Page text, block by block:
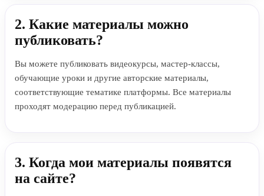
2. Какие материалы можно
публиковать?
Вы можете публиковать видеокурсы, мастер-классы,
обучающие уроки и другие авторские материалы,
соответствующие тематике платформы. Все материалы
проходят модерацию перед публикацией.
3. Когда мои материалы появятся
на сайте?